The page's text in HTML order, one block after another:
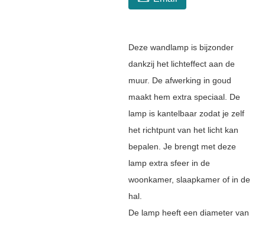
Deze wandlamp is bijzonder
dankzij het lichteffect aan de
muur. De afwerking in goud
maakt hem extra speciaal. De
lamp is kantelbaar zodat je zelf
het richtpunt van het licht kan
bepalen. Je brengt met deze
lamp extra sfeer in de
woonkamer, slaapkamer of in de
hal.
De lamp heeft een diameter van